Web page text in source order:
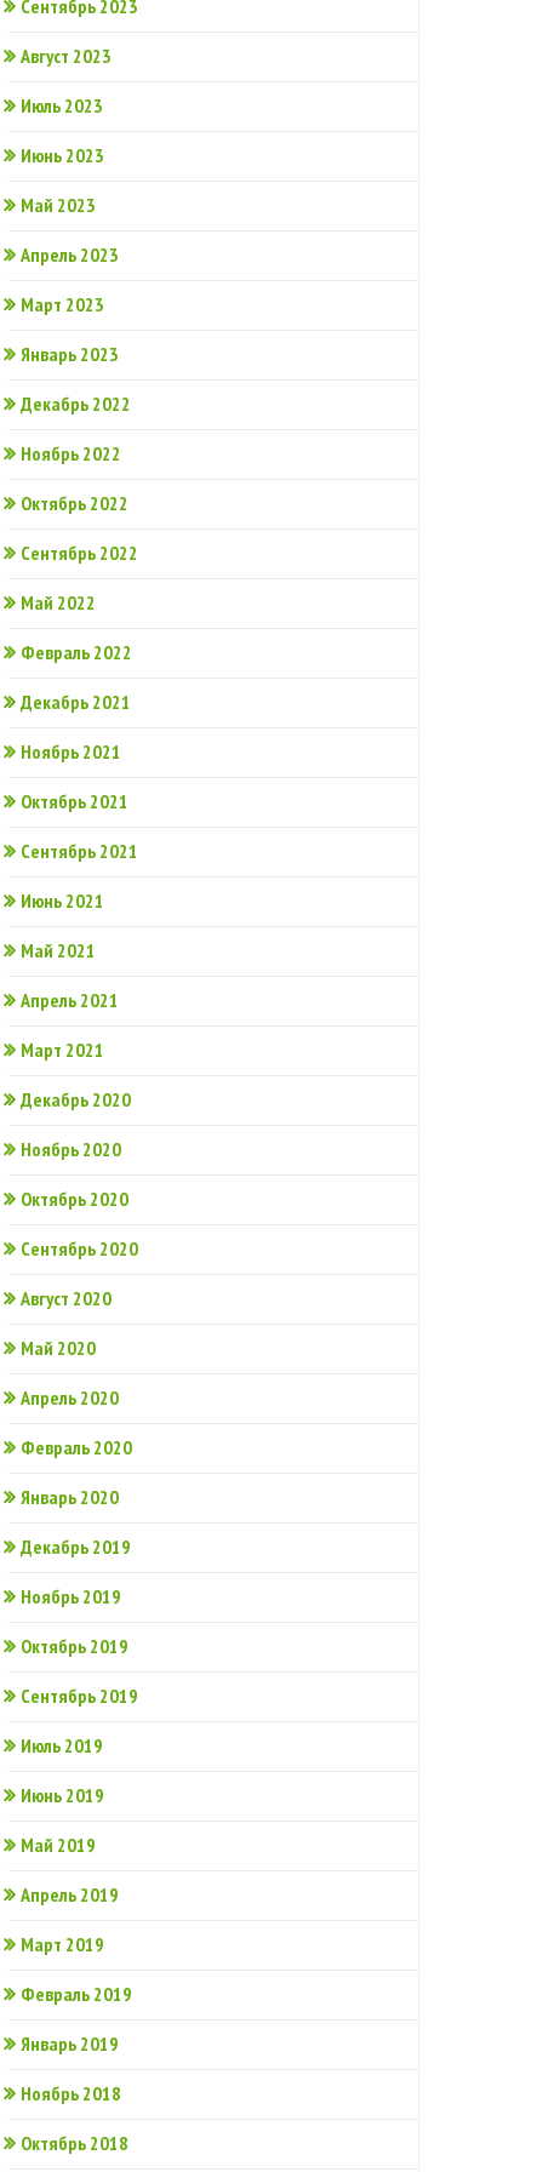
Сентябрь 2023
Август 2023
Июль 2023
Июнь 2023
Май 2023
Апрель 2023
Март 2023
Январь 2023
Декабрь 2022
Ноябрь 2022
Октябрь 2022
Сентябрь 2022
Май 2022
Февраль 2022
Декабрь 2021
Ноябрь 2021
Октябрь 2021
Сентябрь 2021
Июнь 2021
Май 2021
Апрель 2021
Март 2021
Декабрь 2020
Ноябрь 2020
Октябрь 2020
Сентябрь 2020
Август 2020
Май 2020
Апрель 2020
Февраль 2020
Январь 2020
Декабрь 2019
Ноябрь 2019
Октябрь 2019
Сентябрь 2019
Июль 2019
Июнь 2019
Май 2019
Апрель 2019
Март 2019
Февраль 2019
Январь 2019
Ноябрь 2018
Октябрь 2018